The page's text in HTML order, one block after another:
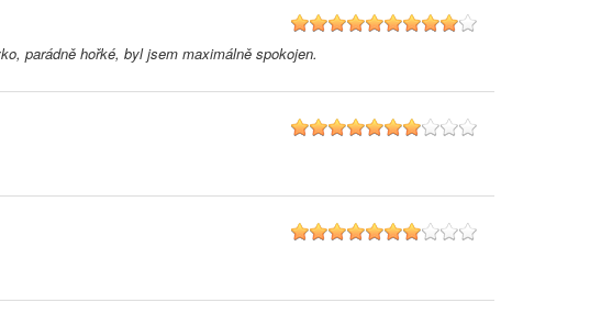
parádně hořké, byl jsem maximálně spokojen.
9
7
7